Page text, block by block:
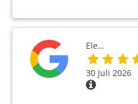
Ele…
30 Juli 2026